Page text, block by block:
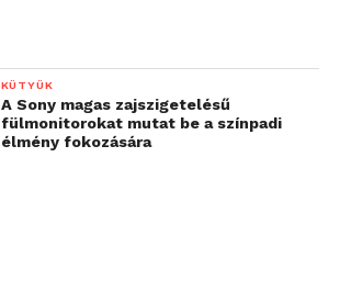
KÜTYÜK
A Sony magas zajszigetelésű
fülmonitorokat mutat be a színpadi
élmény fokozására